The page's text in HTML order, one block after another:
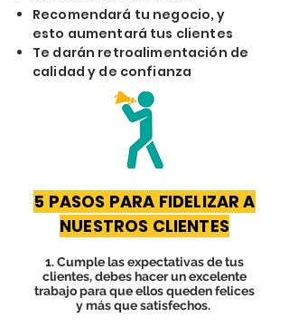
Recomendará tu negocio, y
esto aumentará tus clientes
Te darán retroalimentación de
calidad y de confianza
5 PASOS PARA FIDELIZAR A
NUESTROS CLIENTES
1. Cumple las expectativas de tus
clientes, debes hacer un excelente
trabajo para que ellos queden felices
y más que satisfechos. ​